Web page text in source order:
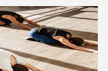
حضانة أطفال في دبي هيلز: